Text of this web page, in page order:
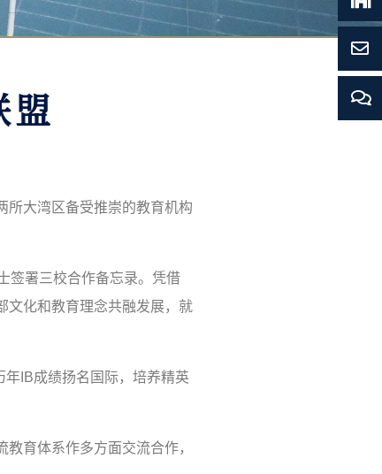
所大湾区备受推崇的教育机构
签署三校合作备忘录。凭借
文化和教育理念共融发展，就
年 IB成绩扬名国际，培养精英
育体系作多方面交流合作，